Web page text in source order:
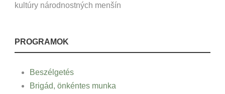
kultúry národnostných menšín
PROGRAMOK
Beszélgetés
Brigád, önkéntes munka